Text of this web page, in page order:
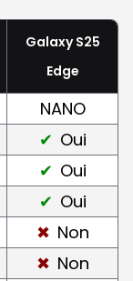
Galaxy S25
Edge
NANO
Oui
Oui
Oui
Non
Non